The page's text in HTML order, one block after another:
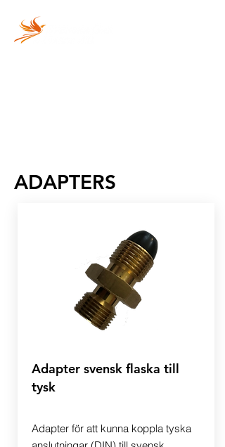
ADAPTERS
Adapter svensk flaska till
tysk
Adapter för att kunna koppla tyska